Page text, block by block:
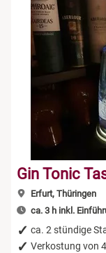
Gin Tonic
Erfurt, Thüringen
ca. 3 h inkl.
ca. 2 stündige
Verkostung von